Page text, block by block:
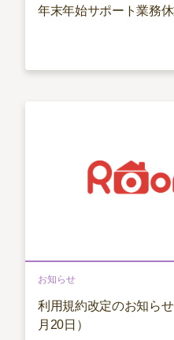
年末年始サポート業務
お知らせ
利用規約改定のお知ら
月20日）